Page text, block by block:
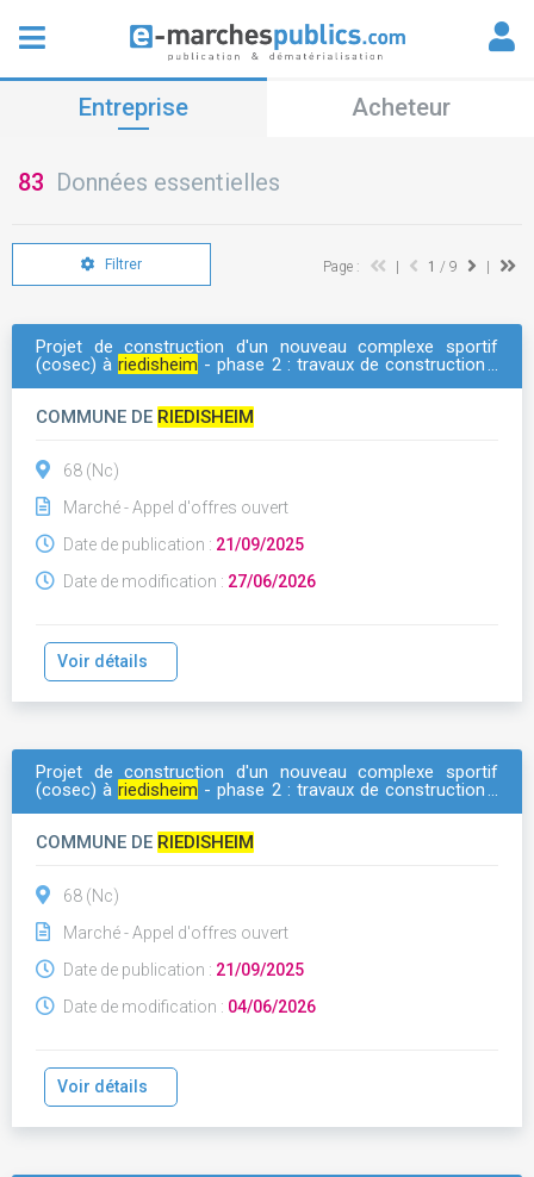
Entreprise Acheteur
83 Données essentielles
Filtrer Page : 1 / 9
Projet de construction d'un nouveau complexe sportif
(cosec) àriedisheim - phase 2 : travaux de construction -
COMMUNE DE RIEDISHEIM
68 (Nc)
Marché - Appel d'offres ouvert
Date de publication : 21/09/2025
Date de modification : 27/06/2026
Voir détails
Projet de construction d'un nouveau complexe sportif
(cosec) àriedisheim - phase 2 : travaux de construction -
COMMUNE DE RIEDISHEIM
68 (Nc)
Marché - Appel d'offres ouvert
Date de publication : 21/09/2025
Date de modification : 04/06/2026
Voir détails